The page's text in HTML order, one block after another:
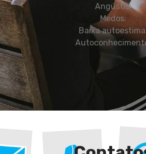
Angústia;
Medos;
Baixa